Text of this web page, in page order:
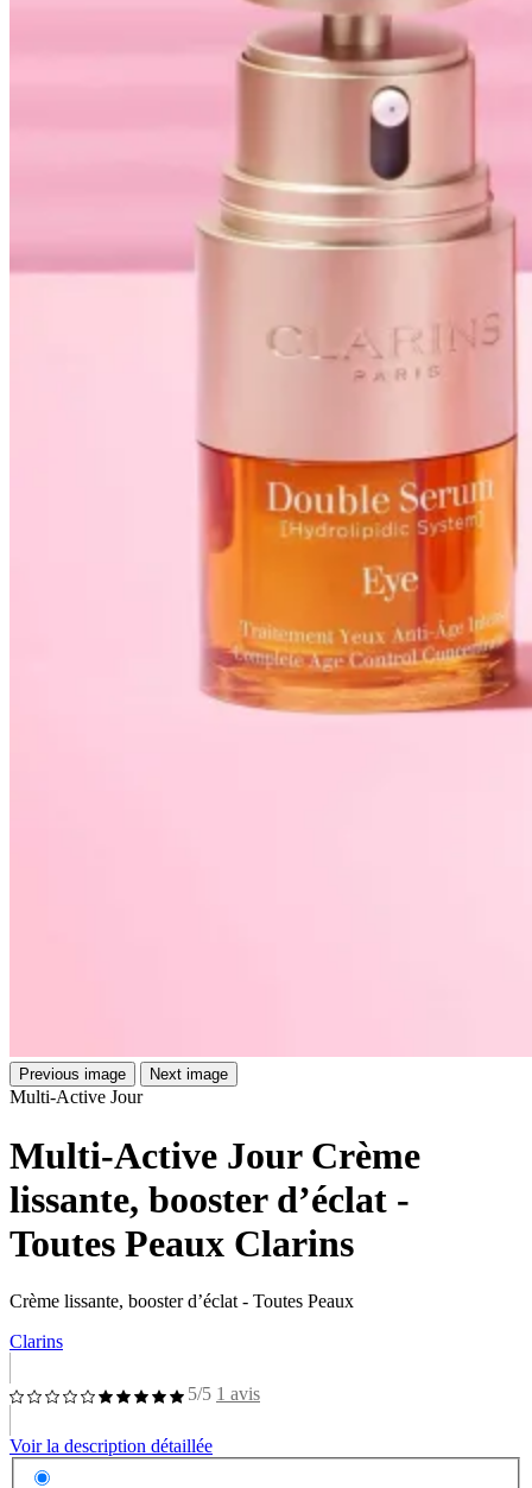
Previous image Next image
Multi-Active Jour
Multi-Active Jour Crème
lissante, booster d’éclat -
Toutes Peaux Clarins
Crème lissante, booster d’éclat - Toutes Peaux
Clarins
5/5 1 avis
Voir la description détaillée